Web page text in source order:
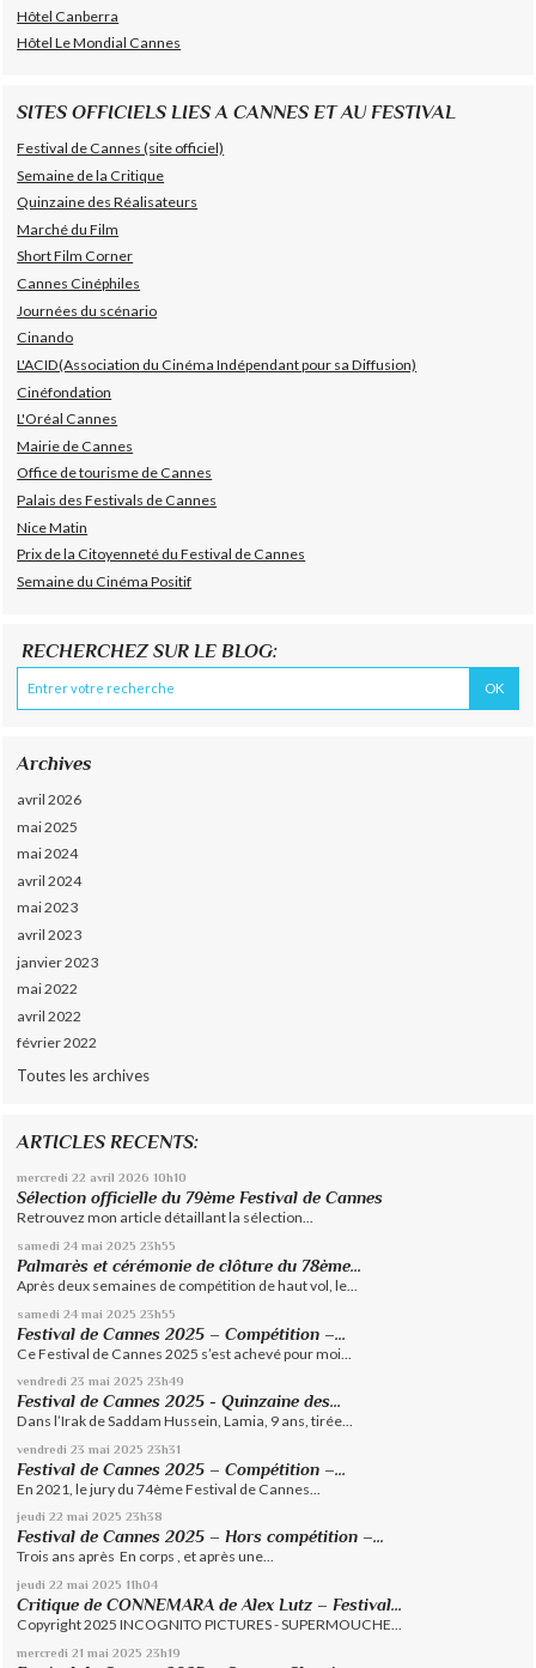
Hôtel Canberra
Hôtel Le Mondial Cannes
SITES OFFICIELS LIES A CANNES ET AU FESTIVAL
Festival de Cannes (site officiel)
Semaine de la Critique
Quinzaine des Réalisateurs
Marché du Film
Short Film Corner
Cannes Cinéphiles
Journées du scénario
Cinando
L'ACID(Association du Cinéma Indépendant pour sa Diffusion)
Cinéfondation
L'Oréal Cannes
Mairie de Cannes
Office de tourisme de Cannes
Palais des Festivals de Cannes
Nice Matin
Prix de la Citoyenneté du Festival de Cannes
Semaine du Cinéma Positif
RECHERCHEZ SUR LE BLOG:
Archives
avril 2026
mai 2025
mai 2024
avril 2024
mai 2023
avril 2023
janvier 2023
mai 2022
avril 2022
février 2022
Toutes les archives
ARTICLES RECENTS:
mercredi 22 avril 2026 10h10
Sélection officielle du 79ème Festival de Cannes
Retrouvez mon article détaillant la sélection...
samedi 24 mai 2025 23h55
Palmarès et cérémonie de clôture du 78ème...
Après deux semaines de compétition de haut vol, le...
samedi 24 mai 2025 23h55
Festival de Cannes 2025 – Compétition –...
Ce Festival de Cannes 2025 s’est achevé pour moi...
vendredi 23 mai 2025 23h49
Festival de Cannes 2025 - Quinzaine des...
Dans l’Irak de Saddam Hussein, Lamia, 9 ans, tirée...
vendredi 23 mai 2025 23h31
Festival de Cannes 2025 – Compétition –...
En 2021, le jury du 74ème Festival de Cannes...
jeudi 22 mai 2025 23h38
Festival de Cannes 2025 – Hors compétition –...
Trois ans après En corps , et après une...
jeudi 22 mai 2025 11h04
Critique de CONNEMARA de Alex Lutz – Festival...
Copyright 2025 INCOGNITO PICTURES - SUPERMOUCHE...
mercredi 21 mai 2025 23h19